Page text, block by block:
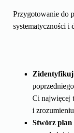
Przygotowanie do
systematyczności i
Zidentyfikuj
Ci najwięcej
i
Stwórz